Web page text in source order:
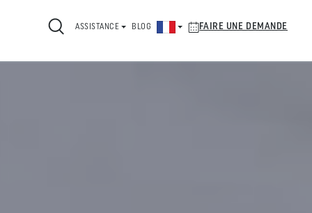
ASSISTANCE BLOG FAIRE UNE DEMANDE